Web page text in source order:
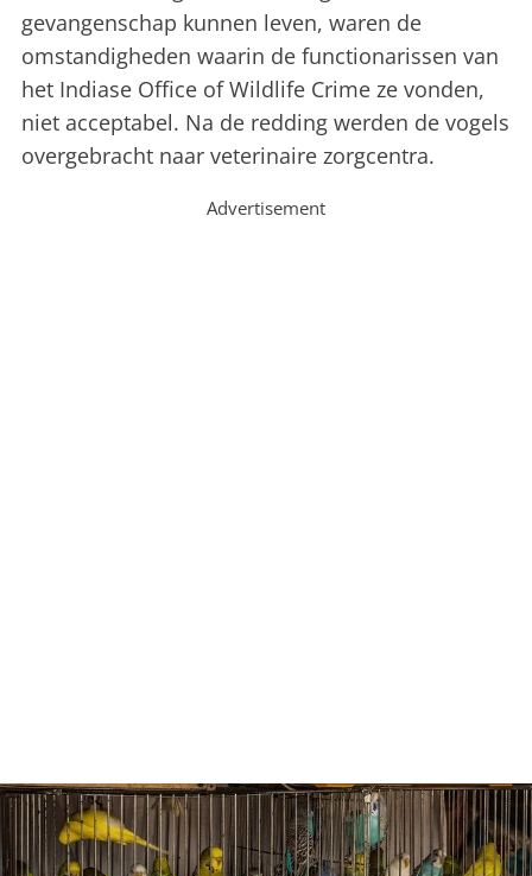
gevangenschap kunnen leven, waren de
omstandigheden waarin de functionarissen van
het Indiase Office of Wildlife Crime ze vonden,
niet acceptabel. Na de redding werden de vogels
overgebracht naar veterinaire zorgcentra.
Advertisement